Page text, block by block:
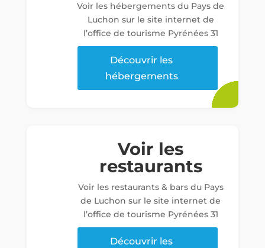
Voir les hébergements du Pays de
Luchon sur le site internet de
l’office de tourisme Pyrénées 31
Découvrir les
hébergements
Voir les
restaurants
Voir les restaurants & bars du Pays
de Luchon sur le site internet de
l’office de tourisme Pyrénées 31
Découvrir les